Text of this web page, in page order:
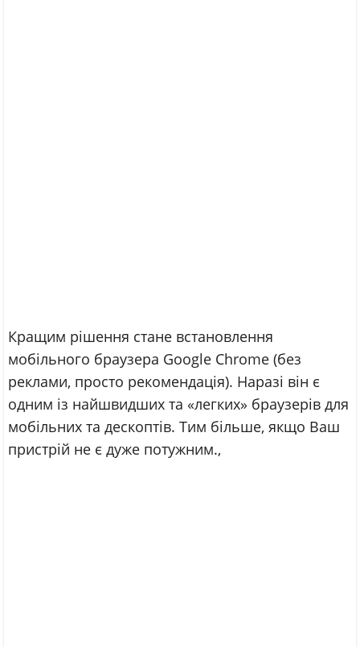
Кращим рішення стане встановлення
мобільного браузера Google Chrome (без
реклами, просто рекомендація). Наразі він є
одним із найшвидших та «легких» браузерів для
мобільних та дескоптів. Тим більше, якщо Ваш
пристрій не є дуже потужним.,